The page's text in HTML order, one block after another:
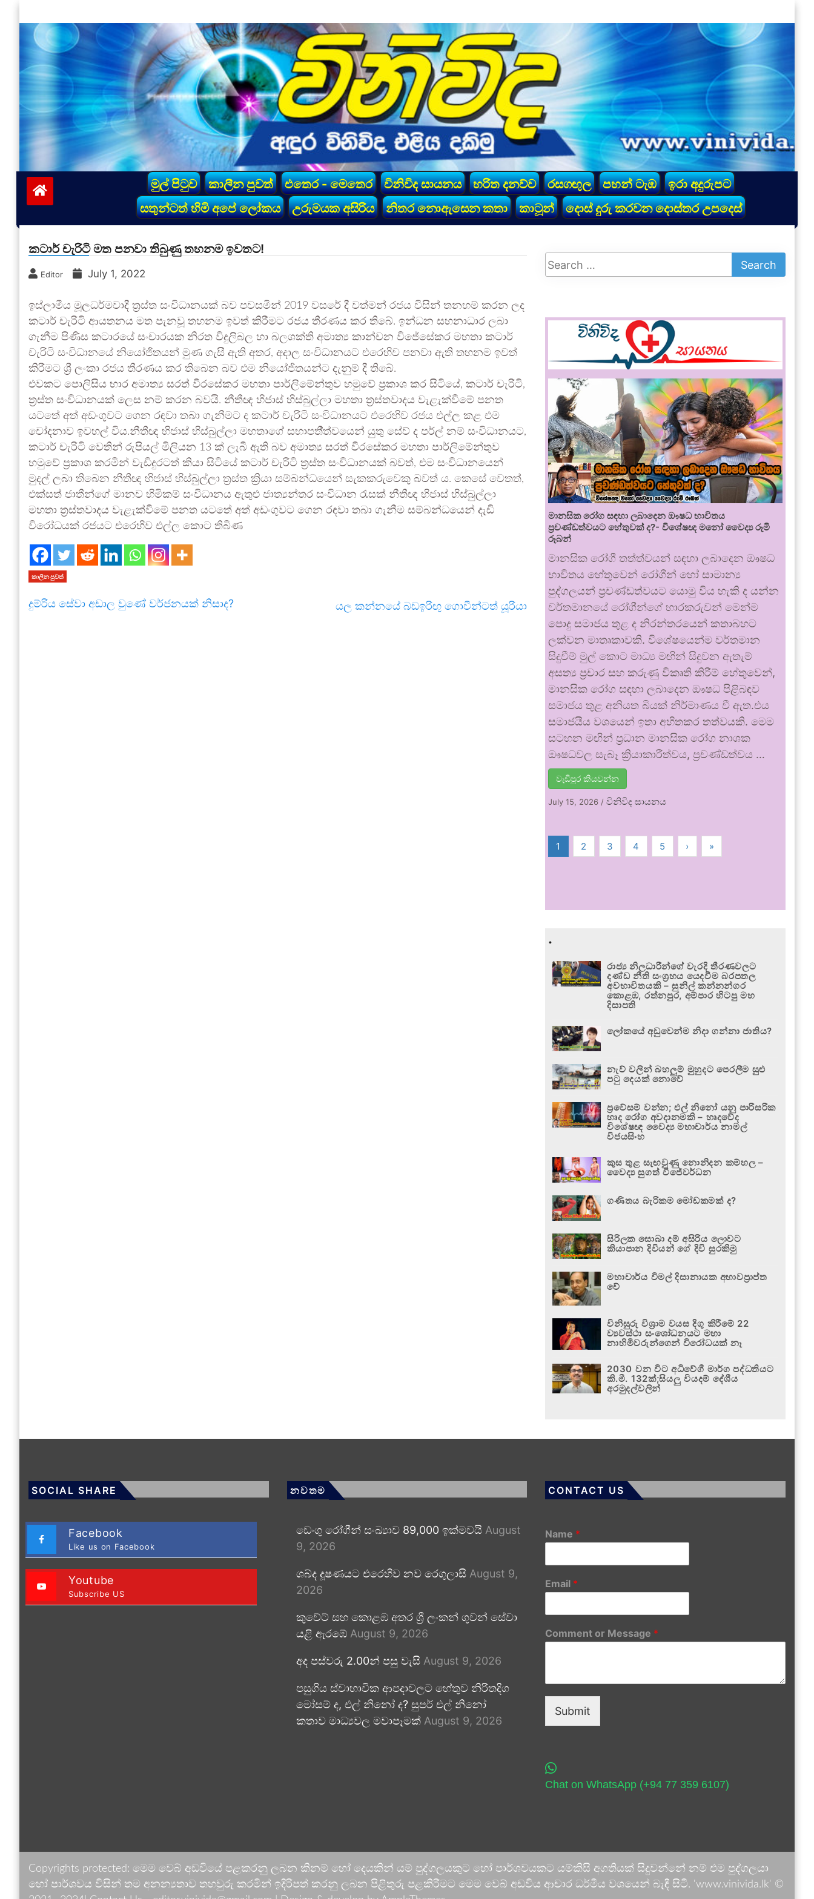
to
content
vinivida.lk
මුල් පිටුව කාලීන පුවත් එතෙර - මෙතෙර විනිවිද සායනය හරිත දනව්ව රසගඟුල පහන් ටැඹ
ඉරා අදුරුපට
සතුන්ටත් හිමි අපේ ලෝකය
උරුමයක අසිරිය නිතර නොඇසෙන කතා කාටූන් දොස් දුරු කරවන දොස්තර උපදෙස්
කටාර් චැරිටි මත පනවා තිබුණු තහනම ඉවතට!
Editor July 1, 2022
ඉස්ලාමීය මූලධර්මවාදී ත්‍රස්ත සංවිධානයක් බව පවසමින් 2019 වසරේ දී වත්මන් රජය විසින් තනහම් කරන ලද
කටාර් චැරිටි ආයතනය මත පැනවූ තහනම ඉවත් කිරීමට රජය තීරණය කර තිබේ. ඉන්ධන සහනාධාර ලබා
ගැනීම පිණිස කටාරයේ සංචාරයක නිරත විදුලිබල හා බලශක්ති අමාත්‍ය කාන්චන විජේසේකර මහතා කටාර්
චැරිටි සංවිධානයේ නියෝජිතයන් මුණ ගැසී ඇති අතර, අදාල සංවිධානයට එරෙහිව පනවා ඇති තහනම ඉවත්
කිරීමට ශ්‍රී ලංකා රජය තීරණය කර තිබෙන බව එම නියෝජිතයන්ට දැනුම් දී තිබේ.
එවකට පොලිසිය භාර අමාත්‍ය සරත් වීරසේකර මහතා පාර්ලිමේන්තුව හමුවේ ප්‍රකාශ කර සිටියේ, කටාර් චැරිටි,
ත්‍රස්ත සංවිධානයක් ලෙස නම් කරන බවයි. නීතීඥ හිජාස් හිස්බුල්ලා මහතා ත්‍රස්තවාදය වැළැක්වීමේ පනත
යටතේ අත් අඩංගුවට ගෙන රඳවා තබා ගැනීමට ද කටාර් චැරිටි සංවිධානයට එරෙහිව රජය එල්ල කළ එම
චෝදනාව ඉවහල් විය.නීතීඥ හිජාස් හිස්බුල්ලා මහතාගේ සභාපතී්ත්වයෙන් යුතු සේව් ද පර්ල් නම් සංවිධානයට,
කටාර් චැරිටි වෙතින් රුපියල් මිලියන 13 ක් ලැබී ඇති බව අමාත්‍ය සරත් වීරසේකර මහතා පාර්ලිමේන්තුව
හමුවේ ප්‍රකාශ කරමින් වැඩිදුරටත් කියා සිටියේ කටාර් චැරිටි ත්‍රස්ත සංවිධානයක් බවත්, එම සංවිධානයෙන්
මුදල් ලබා තිබෙන නීතීඥ හිජාස් හිස්බුල්ලා ත්‍රස්ත ක්‍රියා සම්බන්ධයෙන් සැකකරුවෙකු බවත් ය. කෙසේ වෙතත්,
එක්සත් ජාතීන්ගේ මානව හිමිකම් සංවිධානය ඇතුළු ජාත්‍යන්තර සංවිධාන රැසක් නීතීඥ හිජාස් හිස්බුල්ලා
මහතා ත්‍රස්තවාදය වැළැක්වීමේ පනත යටතේ අත් අඩංගුවට ගෙන රඳවා තබා ගැනීම සම්බන්ධයෙන් දැඩි
විරෝධයක් රජයට එරෙහිව එල්ල කොට තිබිණ
කාලීන පුවත්
දුම්රිය සේවා අඩාල වුණේ වර්ජනයක් නිසාද? යල කන්නයේ බඩඉරිඟු ගොවීන්ටත් යූරියා
මානසික රෝග සඳහා ලබාදෙන ඖෂධ භාවිතය
ප්‍රචණ්ඩත්වයට හේතුවක් ද?- විශේෂඥ මනෝ වෛද්‍ය රූමි
රූබන්
මානසික රෝගී තත්ත්වයන් සඳහා ලබාදෙන ඖෂධ
භාවිතය හේතුවෙන් රෝගීන් හෝ සාමාන්‍ය
පුද්ගලයන් ප්‍රචණ්ඩත්වයට යොමු විය හැකි ද යන්න
වර්තමානයේ රෝගීන්ගේ භාරකරුවන් මෙන්ම
පොදු සමාජය තුළ ද නිරන්තරයෙන් කතාබහට
ලක්වන මාතෘකාවකි. විශේෂයෙන්ම වර්තමාන
සිදුවීම් මුල් කොට මාධ්‍ය මඟින් සිදුවන ඇතැම්
අසත්‍ය ප්‍රචාර සහ කරුණු විකෘති කිරීම් හේතුවෙන්,
මානසික රෝග සඳහා ලබාදෙන ඖෂධ පිළිබඳව
සමාජය තුළ අනියත බියක් නිර්මාණය වී ඇත.එය
සමාජයීය වශයෙන් ඉතා අහිතකර තත්වයකි. මෙම
සටහන මඟින් ප්‍රධාන මානසික රෝග නාශක
ඖෂධවල සැබෑ ක්‍රියාකාරීත්වය, ප්‍රචණ්ඩත්වය …
වැඩිපුර කියවන්න
July 15, 2026 /විනිවිද සායනය
1 2 3 4 5 › »
.
රාජ්‍ය නිලධාරීන්ගේ වැරදි තීරණවලට
දණ්ඩ නීති සංග්‍රහය යෙදවීම බරපතල
අවභාවිතයකි – සුනිල් කන්නන්ගර
කොළඹ, රත්නපුර, අම්පාර හිටපු මහ
දිසාපති
ලෝකයේ අඩුවෙන්ම නිදා ගන්නා ජාතිය?
නැව් වලින් බහලුම් මුහුදට පෙරලීම සුළු
පටු දෙයක් නොවේ
ප්‍රවේසම් වන්න; එල් නිනෝ යනු පාරිසරික
හෘද රෝග අවදානමකි – හෘදවේද
විශේෂඥ වෛද්‍ය මහාචාර්ය නාමල්
විජයසිංහ
කුස තුළ සැඟවුණු නොනිදන කම්හල –
වෛද්‍ය සුගත් විජේවර්ධන
ගණිතය බැරිකම මෝඩකමක් ද?
සිරිලක සොබා දම් අසිරිය ලොවට
කියාපාන දිවියන් ගේ දිවි සුරකිමු
මහාචාර්ය විමල් දිසානායක අභාවප්‍රාප්ත
වේ
විනිසුරු විශ්‍රාම වයස දිගු කිරීමේ 22
ව්‍යවස්ථා සංශෝධනයට මහා
නාහිමිවරුන්ගෙන් විරෝධයක් නෑ
2030 වන විට අධිවේගී මාර්ග පද්ධතියට
කි.මී. 132ක්;සියලු වියදම් දේශීය
අරමුදල්වලින්
SOCIAL SHARE
Facebook
Like us on Facebook
Youtube
Subscribe US
නවතම
ඩෙංගු රෝගීන් සංඛ්‍යාව 89,000 ඉක්මවයි August
9, 2026
ශබ්ද දූෂණයට එරෙහිව නව රෙගුලාසි August 9,
2026
කුවේට් සහ කොළඹ අතර ශ්‍රී ලංකන් ගුවන් සේවා
යළි ඇරඹේ August 9, 2026
අද පස්වරු 2.00න් පසු වැසි August 9, 2026
පසුගිය ස්වාභාවික ආපදාවලට හේතුව නිරිතදිග
මෝසම් ද, එල් නිනෝ ද? සුපර් එල් නිනෝ
කතාව මාධ්‍යවල මවාපෑමක් August 9, 2026
CONTACT US
Name *
Email *
Comment or Message *
Submit
Chat on WhatsApp (+94 77 359 6107)
Copyrights protected: මෙම වෙබ් අඩවියේ පළකරනු ලබන කිනම් හෝ දෙයකින් යම් පුද්ගලයකුට හෝ පාර්ශවයකට යම්කිසි අගතියක් සිදුවන්නේ නම් එම පුද්ගලයා
හෝ පාර්ශවය විසින් තම අනන්‍යතාව තහවුරු කරමින් ඉදිරිපත් කරනු ලබන පිළිතුරු පළකිරීමට මෙම වෙබ් අඩවිය ආචාර ධර්මීය වශයෙන් බැඳී සිටී. 'www.vinivida.lk' ©